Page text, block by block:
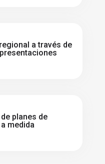
a través de
planes de
medida